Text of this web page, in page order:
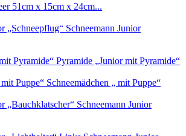
51cm x 15cm x 24cm...
Schneemann Junior
Pyramide „Junior mit Pyramide“
Schneemädchen „ mit Puppe“
Schneemann Junior